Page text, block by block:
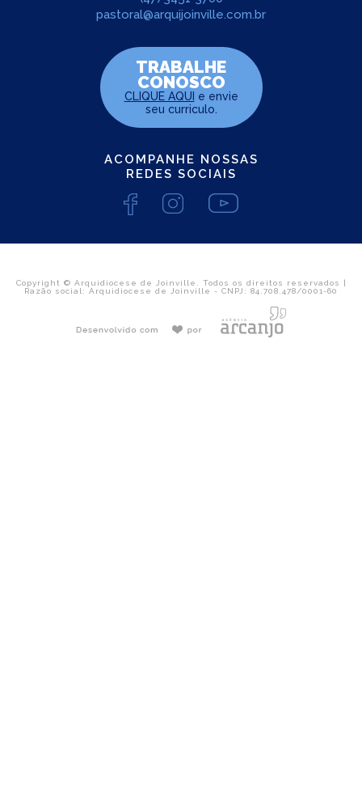
pastoral@arquijoinville.com.br
TRABALHE
CONOSCO
CLIQUE AQUI e envie
seu curriculo.
ACOMPANHE NOSSAS
REDES SOCIAIS
Copyright © Arquidiocese de Joinville. Todos os direitos reservados |
Razão social: Arquidiocese de Joinville - CNPJ: 84.708.478/0001-60